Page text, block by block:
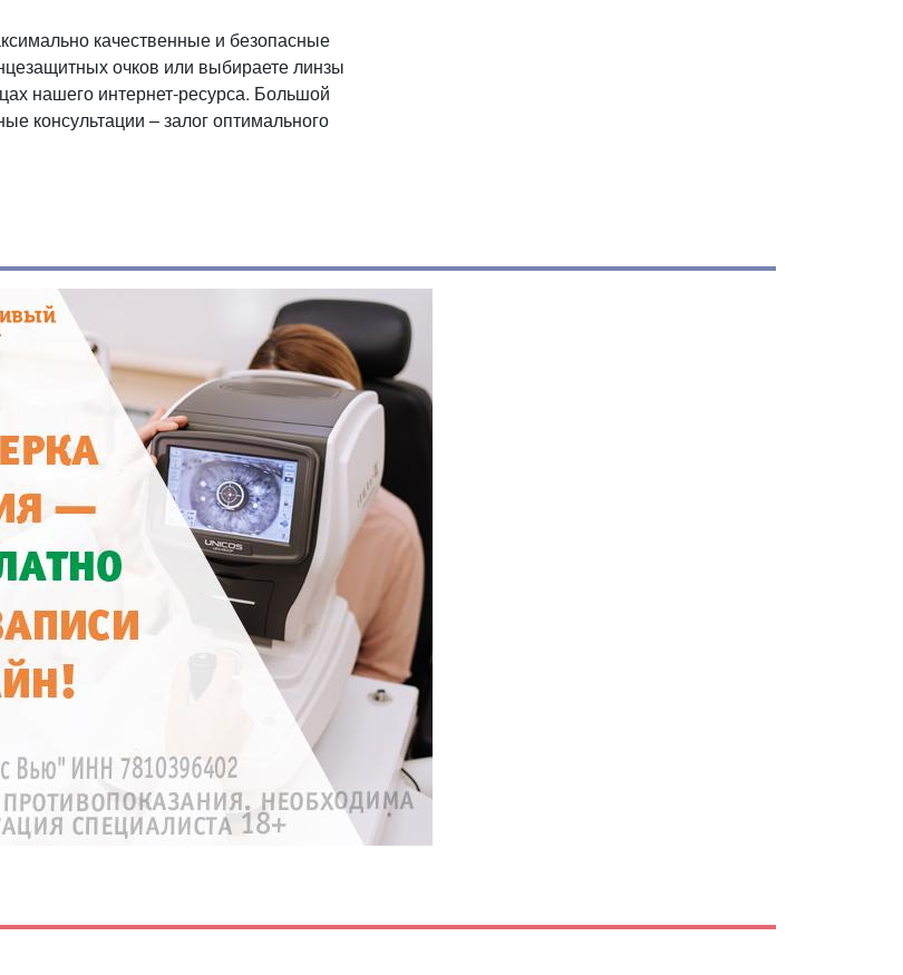
качественные и безопасные
очков или выбираете линзы
нашего интернет-ресурса. Большой
консультации – залог оптимального